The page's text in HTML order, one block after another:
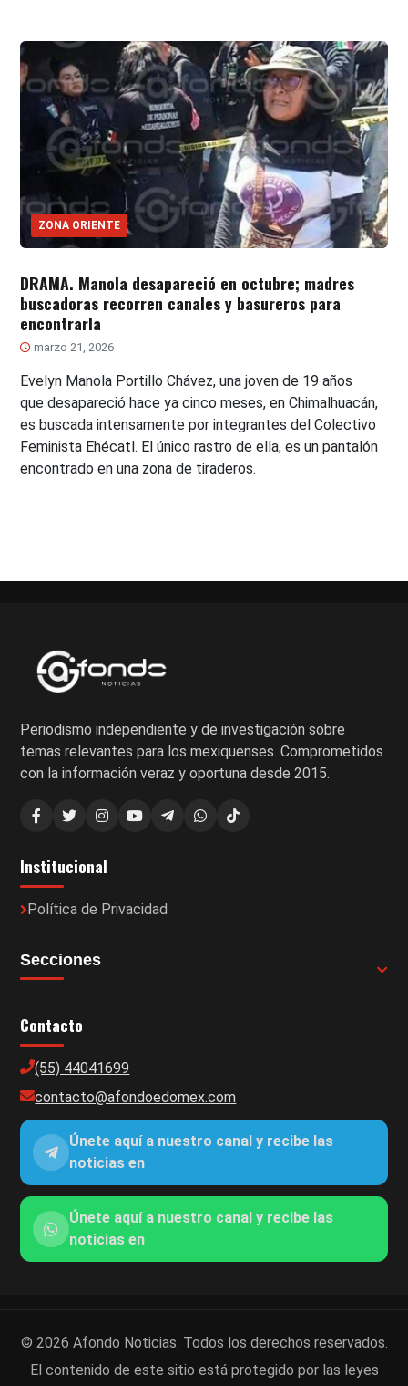
ZONA ORIENTE
DRAMA. Manola desapareció en octubre; madres
buscadoras recorren canales y basureros para
encontrarla
marzo 21, 2026
Evelyn Manola Portillo Chávez, una joven de 19 años
que desapareció hace ya cinco meses, en Chimalhuacán,
es buscada intensamente por integrantes del Colectivo
Feminista Ehécatl. El único rastro de ella, es un pantalón
encontrado en una zona de tiraderos.
Periodismo independiente y de investigación sobre
temas relevantes para los mexiquenses. Comprometidos
con la información veraz y oportuna desde 2015.
Institucional
Política de Privacidad
Secciones
Contacto
(55) 44041699
contacto@afondoedomex.com
Únete aquí a nuestro canal y recibe las
noticias en
Únete aquí a nuestro canal y recibe las
noticias en
© 2026 Afondo Noticias. Todos los derechos reservados.
El contenido de este sitio está protegido por las leyes